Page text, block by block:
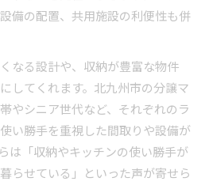
備の配置、共用施設の利便性も併
なる設計や、収納が豊富な物件
してくれます。北九州市の分譲マ
やシニア世代など、それぞれのラ
い勝手を重視した間取りや設備が
は「収納やキッチンの使い勝手が
らせている」といった声が寄せら